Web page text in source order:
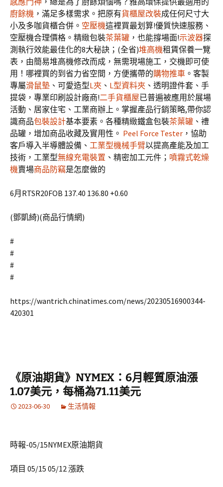
廚餘機 ，滿足多樣需求。把原有貨櫃屋改裝成任何尺寸大
小及多咖貨櫃合併。 空壓機這裡買最划算!優質快速服務、
空壓機合理價格。精緻包裝茶葉罐 ，也能撐場面!示波器探
測執行效能最佳化的8大秘訣；(全省)堆高機租賃保養一覽
表，由簡易堆高機修改而成，無需現場施工，交機即可使
用！哪裡買的到省力省空間，方便攜帶的購物推車 。客製
專屬滑鼠墊 、可愛造型L夾 、 L型資料夾 、透明證件套、手
提袋，專業印刷設計廠商!二手貨櫃屋已普遍被應用於展場
活動、居家住宅、工業商辦上。掌握產品行銷策略,帶你認
識商品包裝設計基本要素。各種精緻鐵盒包裝茶葉罐 、禮
品罐，增加商品收藏及實用性。 Peel Force Tester ，協助
客戶導入半導體設備、 工業型機械手臂以提高產能及加工
技術，工業型無線充電裝置 、精密加工元件； 噴霧式乾燥
機賣場商品防竊是怎麼做的
6月RTSR20FOB 137.40 136.80 +0.60
(鄧凱綺)(商品行情網)
#
#
#
#
https://wantrich.chinatimes.com/news/20230516900344-
420301
《原油期貨》NYMEX：6月輕質原油漲
1.07美元，每桶為71.11美元
2023-06-30 生活情報
時報-05/15NYMEX原油期貨
項目 05/15 05/12 漲跌